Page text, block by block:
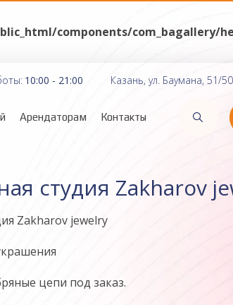
components/com_bagallery/
10:00 - 21:00 Казань, ул. Баумана, 51/50
Арендаторам Контакты
студия Zakharov
Zakharov jewelry
цепи под заказ.